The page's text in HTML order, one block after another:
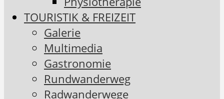
TOURISTIK & FREIZEIT
Galerie
Multimedia
Gastronomie
Rundwanderweg
Radwanderwege